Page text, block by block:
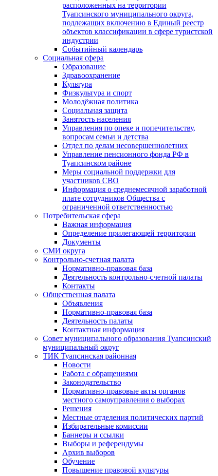
расположенных на территории
Туапсинского муниципального округа,
подлежащих включению в Единый реестр
объектов классификации в сфере туристской
индустрии
Событийный календарь
Социальная сфера
Образование
Здравоохранение
Культура
Физкультура и спорт
Молодёжная политика
Социальная защита
Занятость населения
Управления по опеке и попечительству,
вопросам семьи и детства
Отдел по делам несовершеннолетних
Управление пенсионного фонда РФ в
Туапсинском районе
Меры социальной поддержки для
участников СВО
Информация о среднемесячной заработной
плате сотрудников Общества с
ограниченной ответственностью
Потребительская сфера
Важная информация
Определение прилегающей территории
Документы
СМИ округа
Контрольно-счетная палата
Нормативно-правовая база
Деятельность контрольно-счетной палаты
Контакты
Общественная палата
Объявления
Нормативно-правовая база
Деятельность палаты
Контактная информация
Совет муниципального образования Туапсинский
муниципальный округ
ТИК Туапсинская районная
Новости
Работа с обращениями
Законодательство
Нормативно-правовые акты органов
местного самоуправления о выборах
Решения
Местные отделения политических партий
Избирательные комиссии
Баннеры и ссылки
Выборы и референдумы
Архив выборов
Обучение
Повышение правовой культуры